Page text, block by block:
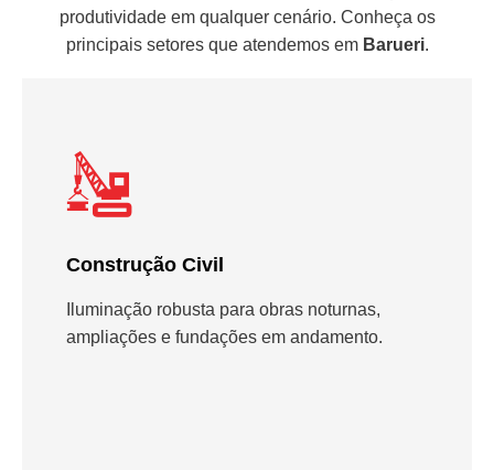
produtividade em qualquer cenário. Conheça os
principais setores que atendemos em Barueri.
Construção Civil
Iluminação robusta para obras noturnas,
ampliações e fundações em andamento.